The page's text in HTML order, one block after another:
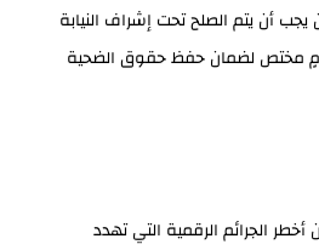
أن يتم الصلح تحت إشراف النيابة
مختص لضمان حفظ حقوق الضحية
أخطر الجرائم الرقمية التي تهدد